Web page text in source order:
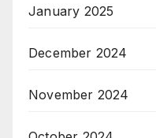
January 2025
December 2024
November 2024